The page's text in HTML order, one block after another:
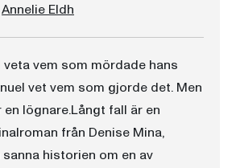
Annelie Eldh
vem som mördade hans
vet vem som gjorde det. Men
en lögnare.Långt fall är en
från Denise Mina,
historien om en av